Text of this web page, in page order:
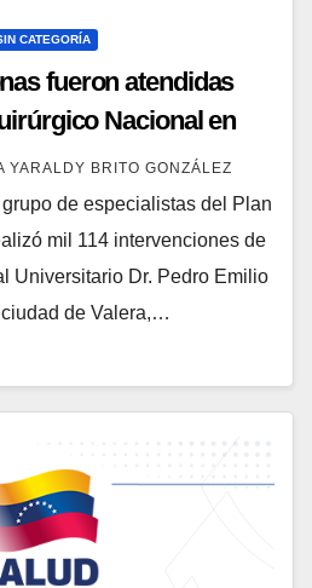
CATEGORÍA
fueron atendidas
Nacional en
YARALDY BRITO GONZÁLEZ
de especialistas del Plan
mil 114 intervenciones de
Universitario Dr. Pedro Emilio
de Valera,…